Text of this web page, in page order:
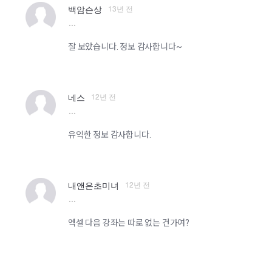
백암슨상 13년 전
잘 보았습니다. 정보 감사합니다~
네스 12년 전
유익한 정보 감사합니다.
내앤은초미녀 12년 전
엑셀 다음 강좌는 따로 없는 건가여?